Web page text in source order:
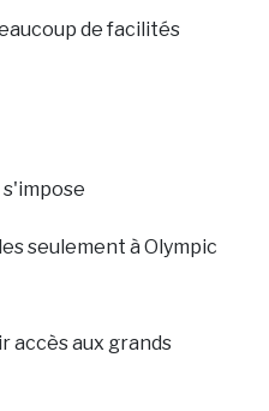
de facilités
seulement à Olympic
accès aux grands